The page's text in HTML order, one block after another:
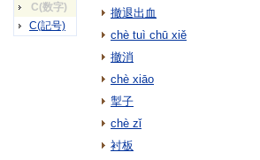
C(数字)
C(記号)
撤退出血
chè tuì chū xiě
撤消
chè xiāo
掣子
chè zǐ
衬板